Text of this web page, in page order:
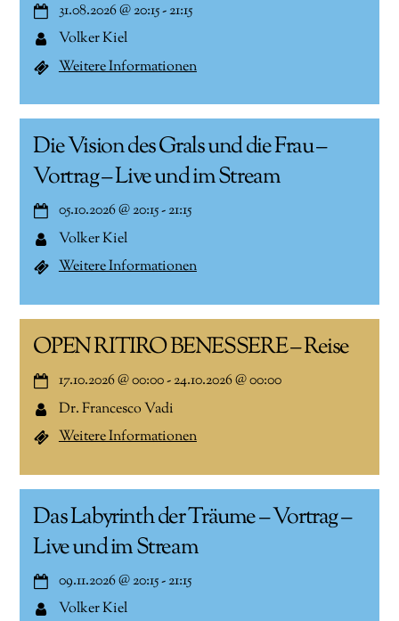
31.08.2026@20:15-21:15
Volker Kiel
Weitere Informationen
Die Vision des Grals und die Frau –
Vortrag – Live und im Stream
05.10.2026@20:15-21:15
Volker Kiel
Weitere Informationen
OPEN RITIRO BENESSERE – Reise
17.10.2026@00:00-24.10.2026@00:00
Dr. Francesco Vadi
Weitere Informationen
Das Labyrinth der Träume – Vortrag –
Live und im Stream
09.11.2026@20:15-21:15
Volker Kiel